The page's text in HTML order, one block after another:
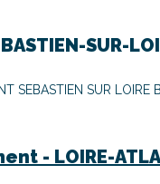
SUR-
SEBASTIEN SUR LOIRE
- LOIRE-